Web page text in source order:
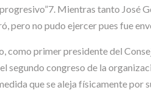
Mientras tanto José
pero no pudo ejercer pues fue
como primer presidente del
segundo congreso de la
que se aleja físicamente